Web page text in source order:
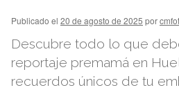
Publicado el 20 de agosto de 2025 por
Descubre todo lo que
reportaje premamá en
recuerdos únicos de tu